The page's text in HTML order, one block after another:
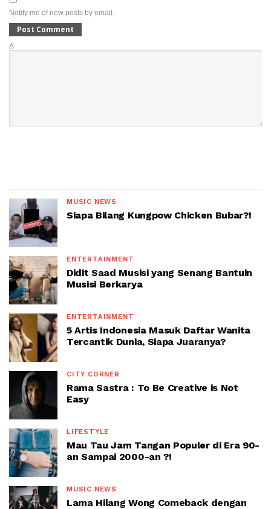
Notify me of new posts by email.
Δ
MUSIC NEWS
Siapa Bilang Kungpow Chicken Bubar?!
ENTERTAINMENT
Didit Saad Musisi yang Senang Bantuin
Musisi Berkarya
ENTERTAINMENT
5 Artis Indonesia Masuk Daftar Wanita
Tercantik Dunia, Siapa Juaranya?
CITY CORNER
Rama Sastra : To Be Creative is Not
Easy
LIFESTYLE
Mau Tau Jam Tangan Populer di Era 90-
an Sampai 2000-an ?!
MUSIC NEWS
Lama Hilang Wong Comeback dengan